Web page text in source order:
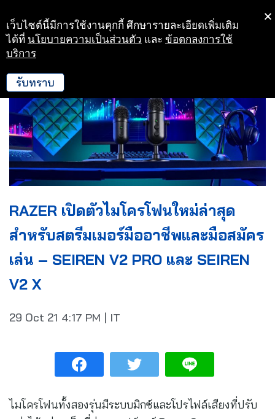
Skip
to
RAZER เปิดตัวไมโครโฟนใหม่ล่าสุด
สำหรับสตรีมเมอร์มืออาชีพและมือสมัคร
เล่น – SEIREN V2 PRO และ SEIREN
V2 X
29 Oct 21 4:17 PM | IT
ไมโครโฟนทั้งสองรุ่นมีระบบมิกซ์และโปรไฟล์เสียงที่ปรับ
เว็บไซต์นี้มีการใช้งานคุกกี้ ศึกษารายละเอียดเพิ่มเติม
ได้ที่ นโยบายความเป็นส่วนตัว และ ข้อตกลงการใช้
บริการ
รับทราบ